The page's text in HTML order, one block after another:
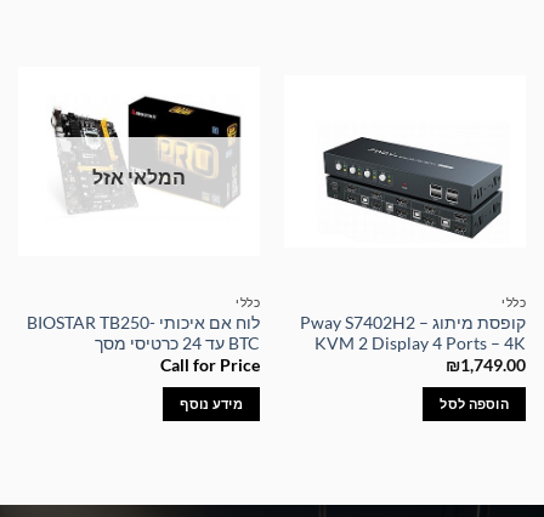
כללי
קופסת מיתוג – Pway S7402H2
KVM 2 Display 4 Ports – 4K
₪1,749.00
הוספה לסל
המלאי אזל
כללי
לוח אם איכותי BIOSTAR TB250-
BTC עד 24 כרטיסי מסך
Call for Price
מידע נוסף